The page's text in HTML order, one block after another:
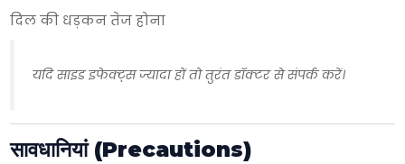
दिल की धड़कन तेज होना
यदि साइड इफेक्ट्स ज्यादा हों तो तुरंत डॉक्टर से संपर्क करें।
सावधानियां (Precautions)